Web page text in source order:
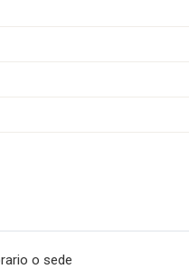
o sede